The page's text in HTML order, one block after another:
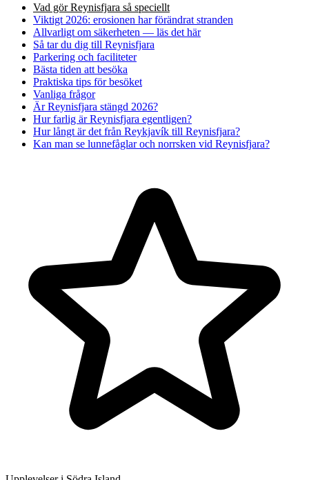
Vad gör Reynisfjara så speciellt
Viktigt 2026: erosionen har förändrat stranden
Allvarligt om säkerheten — läs det här
Så tar du dig till Reynisfjara
Parkering och faciliteter
Bästa tiden att besöka
Praktiska tips för besöket
Vanliga frågor
Är Reynisfjara stängd 2026?
Hur farlig är Reynisfjara egentligen?
Hur långt är det från Reykjavík till Reynisfjara?
Kan man se lunnefåglar och norrsken vid Reynisfjara?